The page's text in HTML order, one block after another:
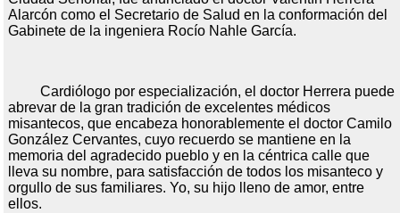
Alarcón como el Secretario de Salud en la conformación del
Gabinete de la ingeniera Rocío Nahle García.
Cardiólogo por especialización, el doctor Herrera puede
abrevar de la gran tradición de excelentes médicos
misantecos, que encabeza honorablemente el doctor Camilo
González Cervantes, cuyo recuerdo se mantiene en la
memoria del agradecido pueblo y en la céntrica calle que
lleva su nombre, para satisfacción de todos los misanteco y
orgullo de sus familiares. Yo, su hijo lleno de amor, entre
ellos.